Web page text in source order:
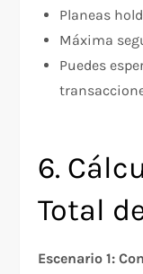
Planeas
Máxima
Puedes
6.
Total
Escenario 1: